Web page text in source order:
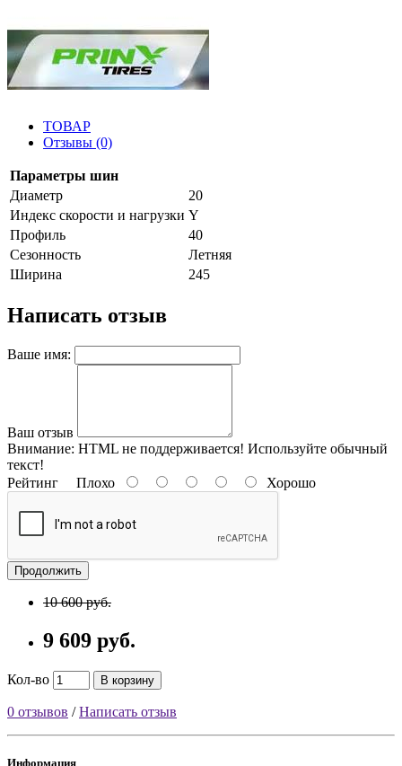
ТОВАР
Отзывы (0)
Параметры шин
Диаметр
20
Индекс скорости и нагрузки Y
Профиль
40
Сезонность
Летняя
Ширина
245
Написать отзыв
Ваше имя:
Ваш отзыв
Внимание: HTML не поддерживается! Используйте обычный
текст!
Рейтинг Плохо Хорошо
Продолжить
10 600 руб.
9 609 руб.
Кол-во В корзину
0 отзывов /Написать отзыв
Информация